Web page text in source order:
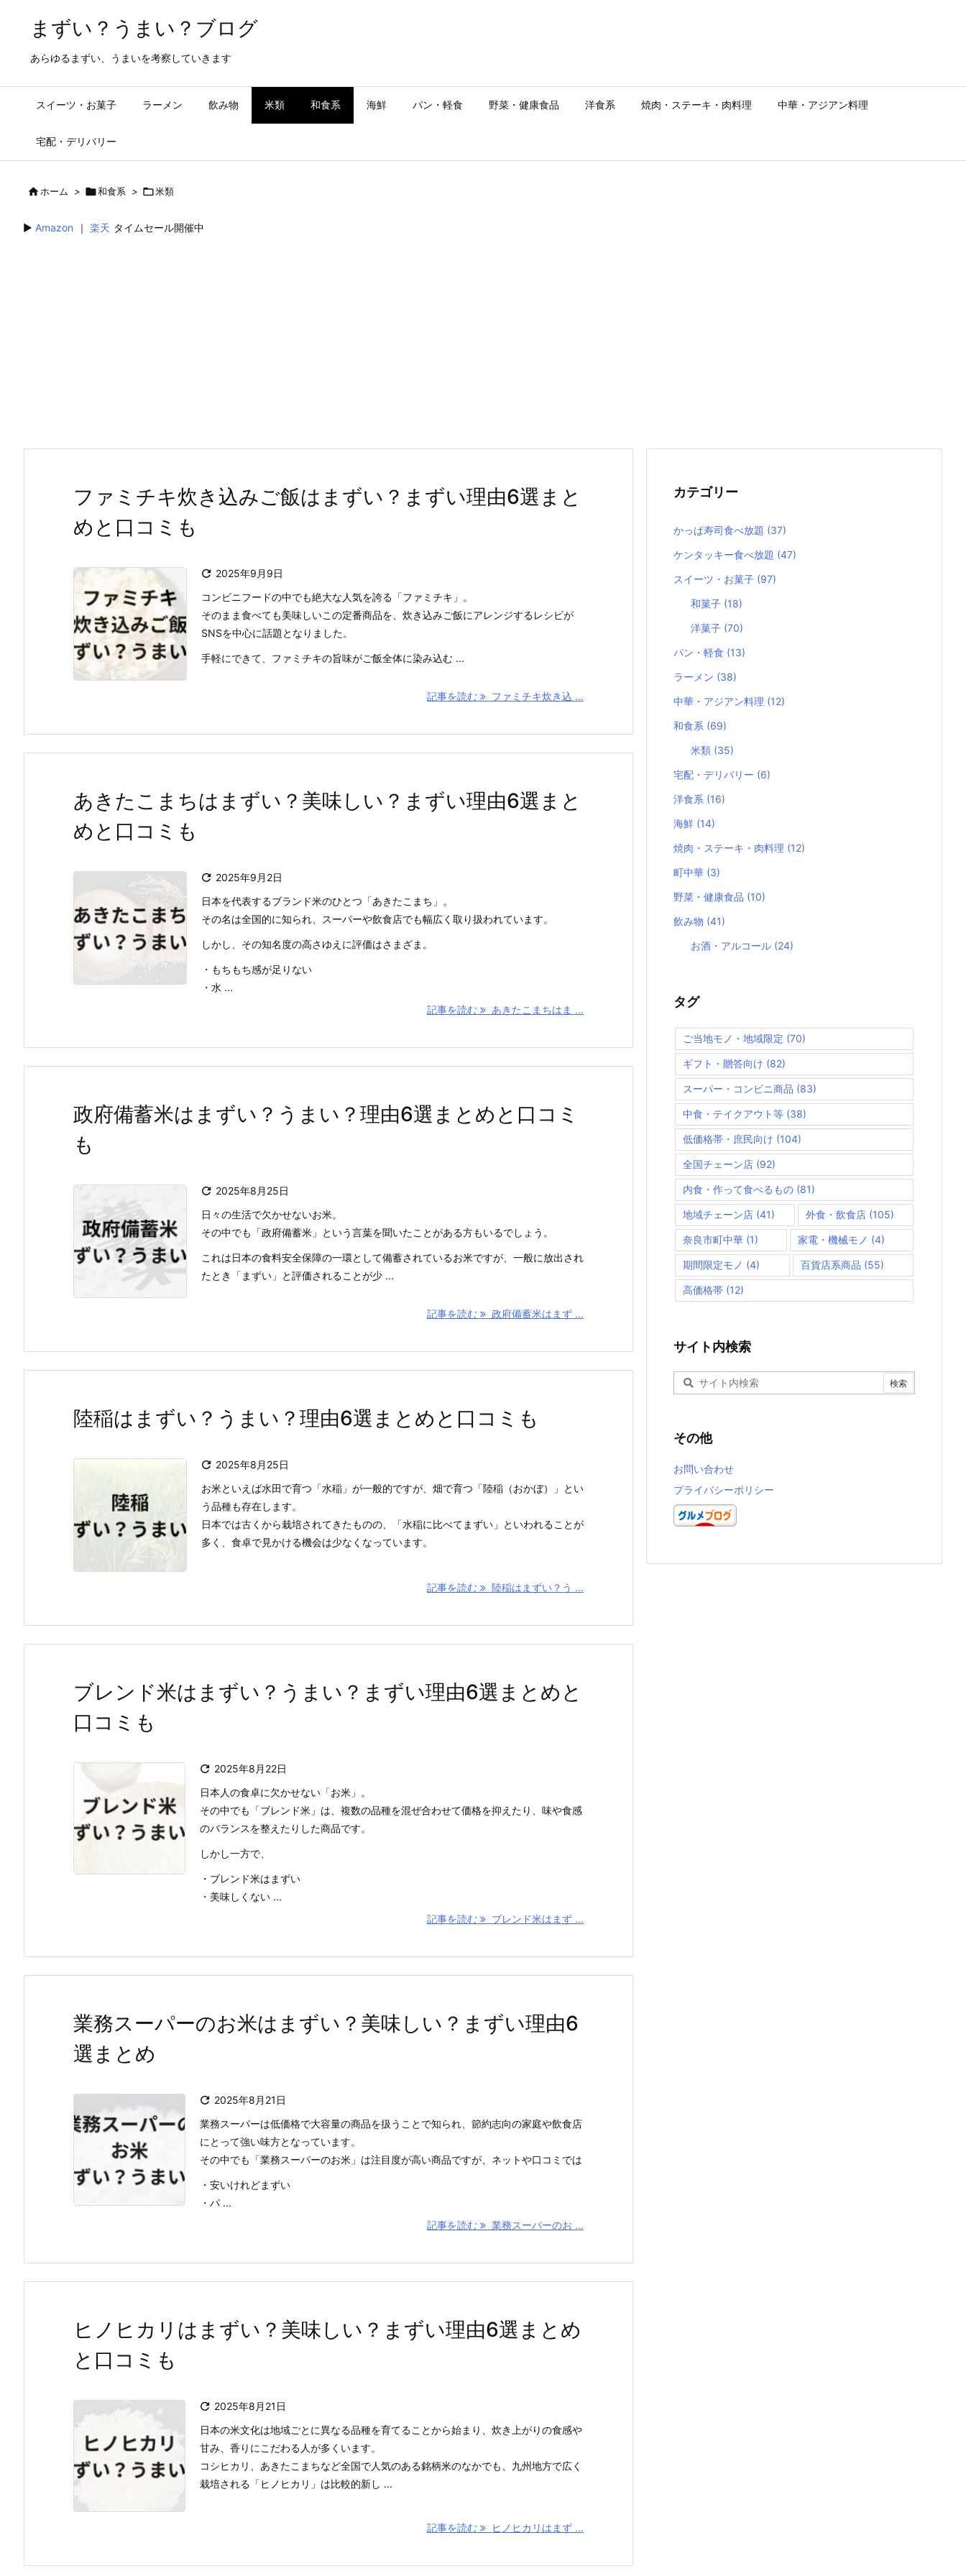
まずい？うまい？ブログ
あらゆるまずい、うまいを考察していきます
スイーツ・お菓子 ラーメン 飲み物 米類 和食系 海鮮 パン・軽食 野菜・健康食品 洋食系 焼肉・ステーキ・肉料理 中華・アジアン料理
宅配・デリバリー
ホーム > 和食系 > 米類
▶︎ Amazon ｜ 楽天 タイムセール開催中
ファミチキ炊き込みご飯はまずい？まずい理由6選まと
めと口コミも
 2025年9月9日
コンビニフードの中でも絶大な人気を誇る「ファミチキ」。
そのまま食べても美味しいこの定番商品を、炊き込みご飯にアレンジするレシピが
SNSを中心に話題となりました。
手軽にできて、ファミチキの旨味がご飯全体に染み込む ...
記事を読む ファミチキ炊き込 ...
あきたこまちはまずい？美味しい？まずい理由6選まと
めと口コミも
 2025年9月2日
日本を代表するブランド米のひとつ「あきたこまち」。
その名は全国的に知られ、スーパーや飲食店でも幅広く取り扱われています。
しかし、その知名度の高さゆえに評価はさまざま。
・もちもち感が足りない
・水 ...
記事を読む
あきたこまちはま ...
政府備蓄米はまずい？うまい？理由6選まとめと口コミ
も
 2025年8月25日
日々の生活で欠かせないお米。
その中でも「政府備蓄米」という言葉を聞いたことがある方もいるでしょう。
これは日本の食料安全保障の一環として備蓄されているお米ですが、一般に放出され
たとき「まずい」と評価されることが少 ...
記事を読む 政府備蓄米はまず ...
陸稲はまずい？うまい？理由6選まとめと口コミも
 2025年8月25日
お米といえば水田で育つ「水稲」が一般的ですが、畑で育つ「陸稲（おかぼ）」とい
う品種も存在します。
日本では古くから栽培されてきたものの、「水稲に比べてまずい」といわれることが
多く、食卓で見かける機会は少なくなっています。
記事を読む 陸稲はまずい？う ...
ブレンド米はまずい？うまい？まずい理由6選まとめと
口コミも
 2025年8月22日
日本人の食卓に欠かせない「お米」。
その中でも「ブレンド米」は、複数の品種を混ぜ合わせて価格を抑えたり、味や食感
のバランスを整えたりした商品です。
しかし一方で、
・ブレンド米はまずい
・美味しくない ...
記事を読む
ブレンド米はまず ...
業務スーパーのお米はまずい？美味しい？まずい理由6
選まとめ
 2025年8月21日
業務スーパーは低価格で大容量の商品を扱うことで知られ、節約志向の家庭や飲食店
にとって強い味方となっています。
その中でも「業務スーパーのお米」は注目度が高い商品ですが、ネットや口コミでは
・安いけれどまずい
・パ ...
記事を読む
業務スーパーのお ...
ヒノヒカリはまずい？美味しい？まずい理由6選まとめ
と口コミも
 2025年8月21日
日本の米文化は地域ごとに異なる品種を育てることから始まり、炊き上がりの食感や
甘み、香りにこだわる人が多くいます。
コシヒカリ、あきたこまちなど全国で人気のある銘柄米のなかでも、九州地方で広く
栽培される「ヒノヒカリ」は比較的新し ...
記事を読む ヒノヒカリはまず ...
カテゴリー
かっぱ寿司食べ放題 (37)
ケンタッキー食べ放題 (47)
スイーツ・お菓子 (97)
和菓子 (18)
洋菓子 (70)
パン・軽食 (13)
ラーメン (38)
中華・アジアン料理 (12)
和食系 (69)
米類 (35)
宅配・デリバリー (6)
洋食系 (16)
海鮮 (14)
焼肉・ステーキ・肉料理 (12)
町中華 (3)
野菜・健康食品 (10)
飲み物 (41)
お酒・アルコール (24)
タグ
ご当地モノ・地域限定 (70)
ギフト・贈答向け (82)
スーパー・コンビニ商品 (83)
中食・テイクアウト等 (38)
低価格帯・庶民向け (104)
全国チェーン店 (92)
内食・作って食べるもの (81)
地域チェーン店 (41) 外食・飲食店(105)
奈良市町中華 (1) 家電・機械モノ (4)
期間限定モノ (4) 百貨店系商品 (55)
高価格帯 (12)
サイト内検索
その他
お問い合わせ
プライバシーポリシー